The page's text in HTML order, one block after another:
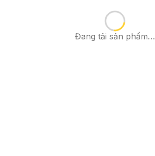
Đang tải sản phẩm…